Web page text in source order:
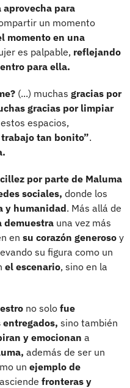
aprovecha para
un momento
momento en una
es palpable, reflejando
para ella.
(...) muchas gracias por
gracias por limpiar
espacios,
tan bonito”.
por parte de Maluma
sociales, donde los
y humanidad. Más allá de
demuestra una vez más
en su corazón generoso y
su figura como un
el escenario, sino en la
no solo fue
sino también
y emocionan a
además de ser un
un ejemplo de
fronteras y